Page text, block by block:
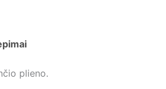
plieno.